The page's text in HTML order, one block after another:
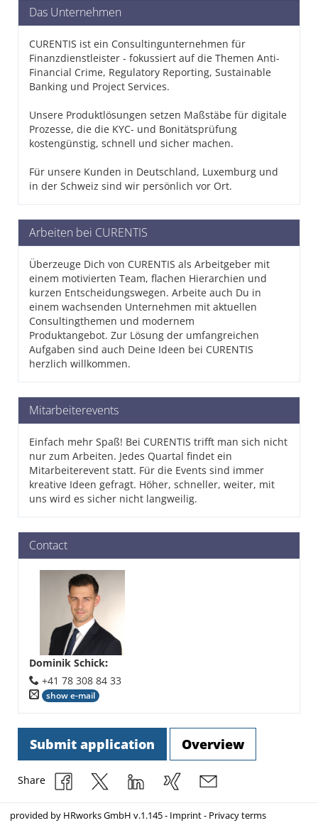
Das Unternehmen
CURENTIS ist ein Consultingunternehmen für
Finanzdienstleister - fokussiert auf die Themen Anti-
Financial Crime, Regulatory Reporting, Sustainable
Banking und Project Services.
Unsere Produktlösungen setzen Maßstäbe für digitale
Prozesse, die die KYC- und Bonitätsprüfung
kostengünstig, schnell und sicher machen.
Für unsere Kunden in Deutschland, Luxemburg und
in der Schweiz sind wir persönlich vor Ort.
Arbeiten bei CURENTIS
Überzeuge Dich von CURENTIS als Arbeitgeber mit
einem motivierten Team, flachen Hierarchien und
kurzen Entscheidungswegen. Arbeite auch Du in
einem wachsenden Unternehmen mit aktuellen
Consultingthemen und modernem
Produktangebot. Zur Lösung der umfangreichen
Aufgaben sind auch Deine Ideen bei CURENTIS
herzlich willkommen.
Mitarbeiterevents
Einfach mehr Spaß! Bei CURENTIS trifft man sich nicht
nur zum Arbeiten. Jedes Quartal findet ein
Mitarbeiterevent statt. Für die Events sind immer
kreative Ideen gefragt. Höher, schneller, weiter, mit
uns wird es sicher nicht langweilig.
Contact
Dominik Schick:
+41 78 308 84 33
show e-mail
Submit application Overview
Share
provided by HRworks GmbH v.1.145 - Imprint- Privacy terms